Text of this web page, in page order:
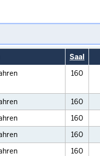
Saal
160
160
160
160
160